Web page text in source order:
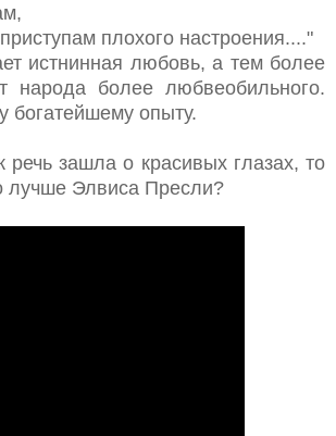
плохого настроения...."
истнинная любовь, а тем более
народа более любвеобильного.
богатейшему опыту.
речь зашла о красивых глазах, то
лучше Элвиса Пресли?